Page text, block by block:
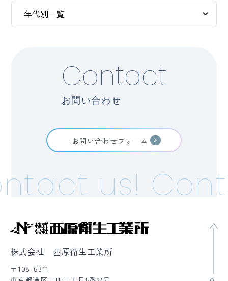
Contact
お問い合わせ
お問い合わせフォーム
us!
株式会社 西原衛生工業所
〒108-6311